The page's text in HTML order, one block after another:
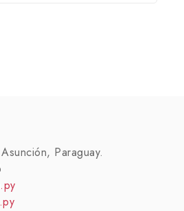
Paraguay.